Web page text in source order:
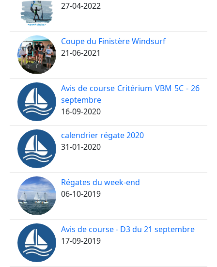
27-04-2022
Coupe du Finistère Windsurf
21-06-2021
Avis de course Critérium VBM 5C - 26
septembre
16-09-2020
calendrier régate 2020
31-01-2020
Régates du week-end
06-10-2019
Avis de course - D3 du 21 septembre
17-09-2019